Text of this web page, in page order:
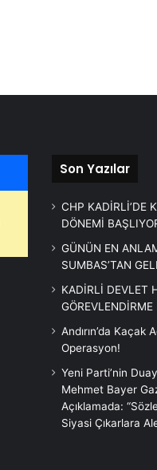
Son Yazılar
CHP KADİRLİ’DE
DÖNEMİ
GÜNÜN EN
SUMBAS’TAN
KADİRLİ DEVLET
GÖREVLENDİRME
Andırın’da Kaçak
Operasyon!
Yeni Parti’nin
Mehmet Bayer
Açıklamada:
Siyasi Çıkarlara